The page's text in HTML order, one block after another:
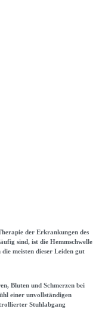
der Erkrankungen des
sind, ist die Hemmschwelle
meisten dieser Leiden gut
Bluten und Schmerzen bei
einer unvollständigen
Stuhlabgang